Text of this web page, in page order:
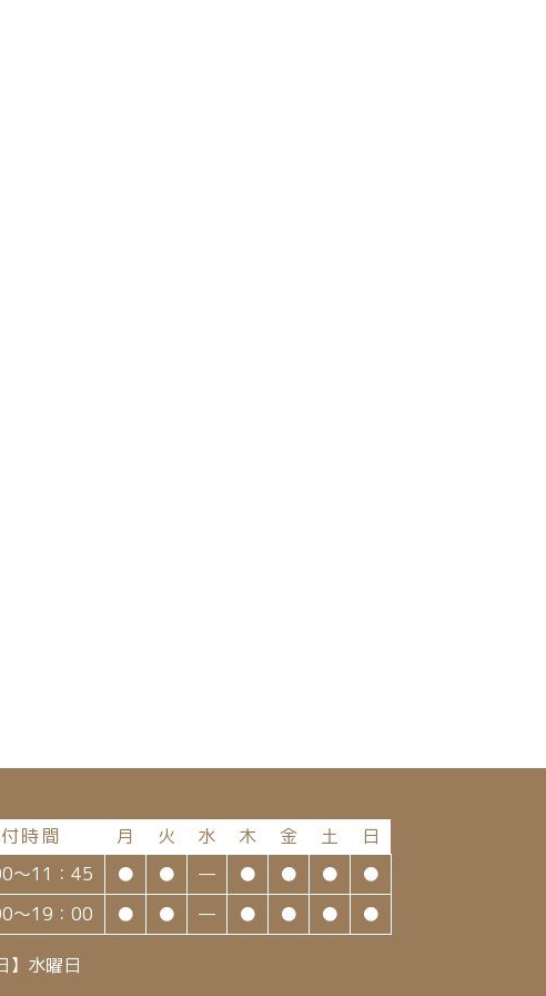
時間 月 火 水 木 金 土
日
～11：45
● ● — ● ● ●
●
～19：00
● ● — ● ● ● ●
】水曜日